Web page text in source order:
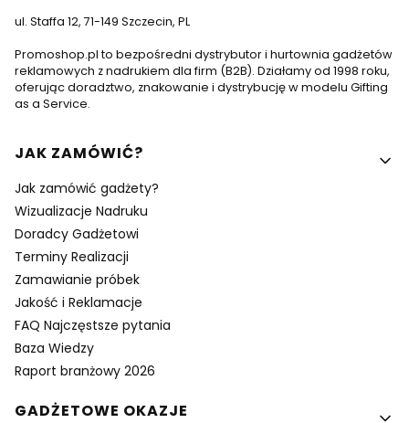
ul. Staffa 12, 71-149 Szczecin, PL
Promoshop.pl to bezpośredni dystrybutor i hurtownia gadżetów
reklamowych z nadrukiem dla firm (B2B). Działamy od 1998 roku,
oferując doradztwo, znakowanie i dystrybucję w modelu Gifting
as a Service.
Linki w stopce
JAK ZAMÓWIĆ?
Jak zamówić gadżety?
Wizualizacje Nadruku
Doradcy Gadżetowi
Terminy Realizacji
Zamawianie próbek
Jakość i Reklamacje
FAQ Najczęstsze pytania
Baza Wiedzy
Raport branżowy 2026
GADŻETOWE OKAZJE